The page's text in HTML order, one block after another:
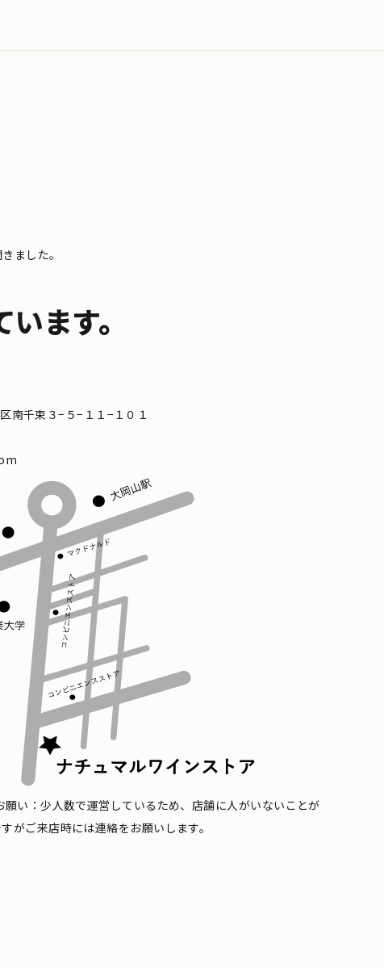
ました。
ます。
南千束３−５−１１−１０１
願い：少人数で運営しているため、店舗に人がいないことが
がご来店時には連絡をお願いします。